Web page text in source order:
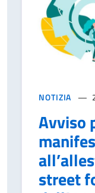
NOTIZIA
Avviso
street